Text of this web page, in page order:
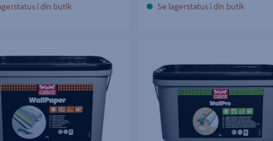
i din butik Se lagerstatus i din butik